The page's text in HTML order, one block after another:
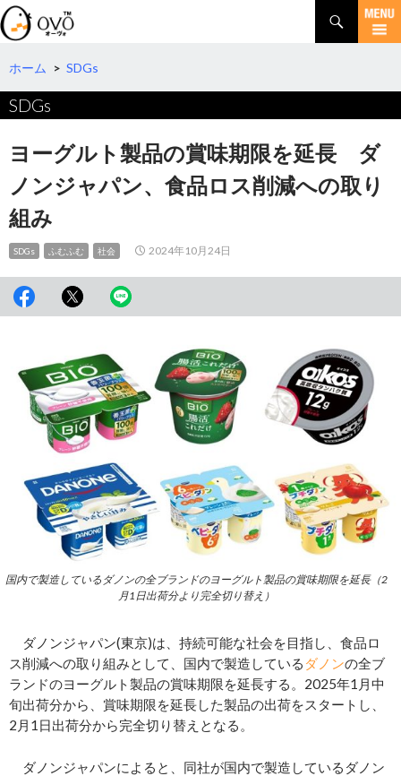
検
索
コ
テ
ツ
へ
ホーム > SDGs
SDGs
ヨーグルト製品の賞味期限を延長 ダ
ノンジャパン、食品ロス削減への取り
組み
SDGs ふむふむ 社会 2024年10月24日
国内で製造しているダノンの全ブランドのヨーグルト製品の賞味期限を延長（2
月1日出荷分より完全切り替え）
ダノンジャパン(東京)は、持続可能な社会を目指し、食品ロ
ス削減への取り組みとして、国内で製造している ダノンの全ブ
ランドのヨーグルト製品の賞味期限を延長する。2025年1月中
旬出荷分から、賞味期限を延長した製品の出荷をスタートし、
2月1日出荷分から完全切り替えとなる。
ダノンジャパンによると、同社が国内で製造しているダノン